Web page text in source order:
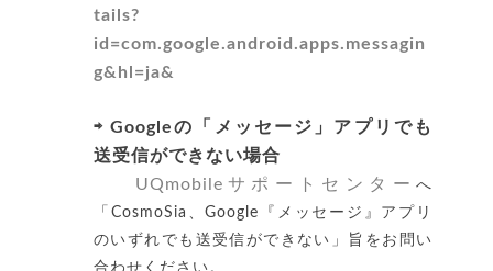
tails?
id=com.google.android.apps.messagin
g&hl=ja&
⇨ Googleの「メッセージ」アプリでも
送受信ができない場合
UQmobileサポートセンターへ
「CosmoSia、Google『メッセージ』アプリ
のいずれでも送受信ができない」旨をお問い
合わせください。